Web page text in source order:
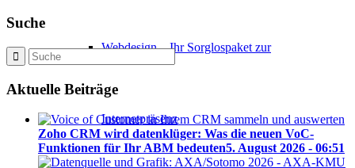
Webdesign – Ihr Sorglospaket zur
Internetpräsenz
Suche
Aktuelle Beiträge
Zoho CRM wird datenklüger: Was die neuen VoC-
Funktionen für Ihr ABM bedeuten5. August 2026 - 06:51